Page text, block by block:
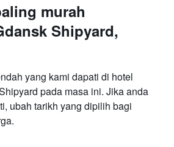
murah
Shipyard,
yang kami dapati di hotel
pada masa ini. Jika anda
ubah tarikh yang dipilih bagi